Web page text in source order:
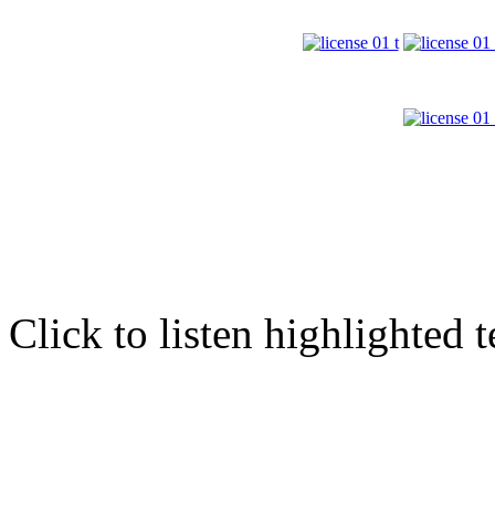
Click to listen highlighted